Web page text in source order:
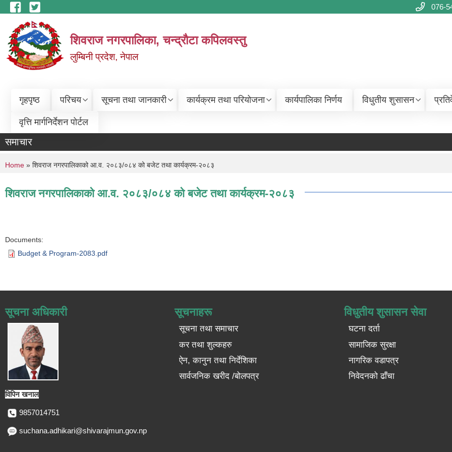
Skip to main content 076-
शिवराज नगरपालिका, चन्द्राैटा कपिलवस्तु
लुम्बिनी प्रदेश, नेपाल
गृहपृष्ठ परिचय सूचना तथा जानकारी कार्यक्रम तथा परियोजना कार्यपालिका निर्णय विधुतीय शुसासन
वृत्ति मार्गनिर्देशन पोर्टल
समाचार
You are here
Home » शिवराज नगरपालिकाको आ.व. २०८३/०८४ को बजेट तथा कार्यक्रम-२०८३
शिवराज नगरपालिकाको आ.व. २०८३/०८४ को बजेट तथा कार्यक्रम-२०८३
Documents:
Budget & Program-2083.pdf
सूचना अधिकारी
विपिन खनाल
9857014751
suchana.adhikari@shivarajmun.gov.np
सूचनाहरू
सूचना तथा समाचार
कर तथा शुल्कहरु
ऐन, कानुन तथा निर्देशिका
सार्वजनिक खरीद /बोलपत्र
विधुतीय शुसासन सेवा
घटना दर्ता
सामाजिक सुरक्षा
नागरिक वडापत्र
निवेदनको ढाँचा